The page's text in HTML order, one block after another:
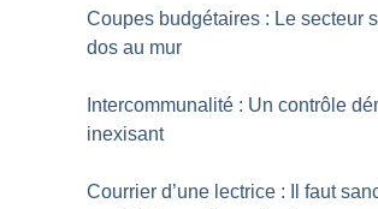
Coupes budgétaires : Le secteur
dos au mur
Intercommunalité : Un contrôle
inexisant
Courrier d’une lectrice : Il faut